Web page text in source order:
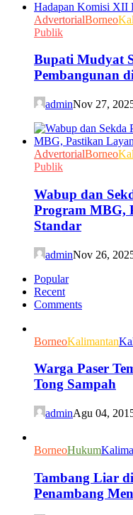
AdvertorialBorneo
Publik
Bupati Mudyat
Pembangunan
adminNov 27,
AdvertorialBorneo
Publik
Wabup dan
Program MBG,
Standar
adminNov 26,
Popular
Recent
Comments
BorneoKalimantan
Warga Paser
Tong Sampah
adminAgu 04,
BorneoHukum
Tambang Liar
Penambang